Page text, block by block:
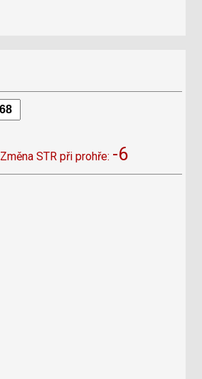
Změna STR při prohře: -6